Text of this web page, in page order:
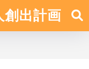
出計画